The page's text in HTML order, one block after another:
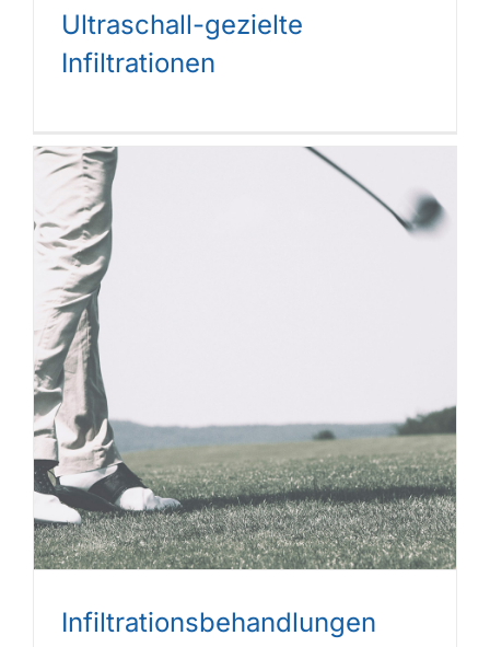
Ultraschall-gezielte
Infiltrationen
Infiltrations­behandlungen